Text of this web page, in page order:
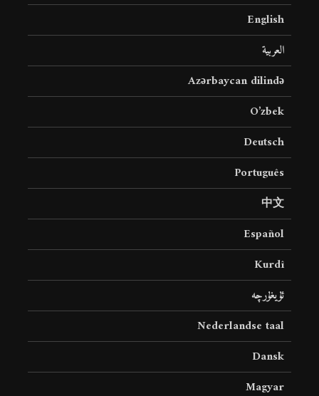
English
العربية
Azərbaycan dilində
O’zbek
Deutsch
Português
中文
Español
Kurdî
ئۇيغۇرچە
Nederlandse taal
Dansk
Magyar